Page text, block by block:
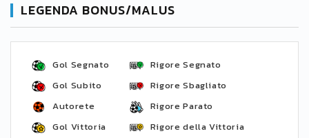
LEGENDA BONUS/MALUS
Gol Segnato
Gol Subito
Autorete
Gol Vittoria
Rigore Segnato
Rigore Sbagliato
Rigore Parato
Rigore della Vittoria